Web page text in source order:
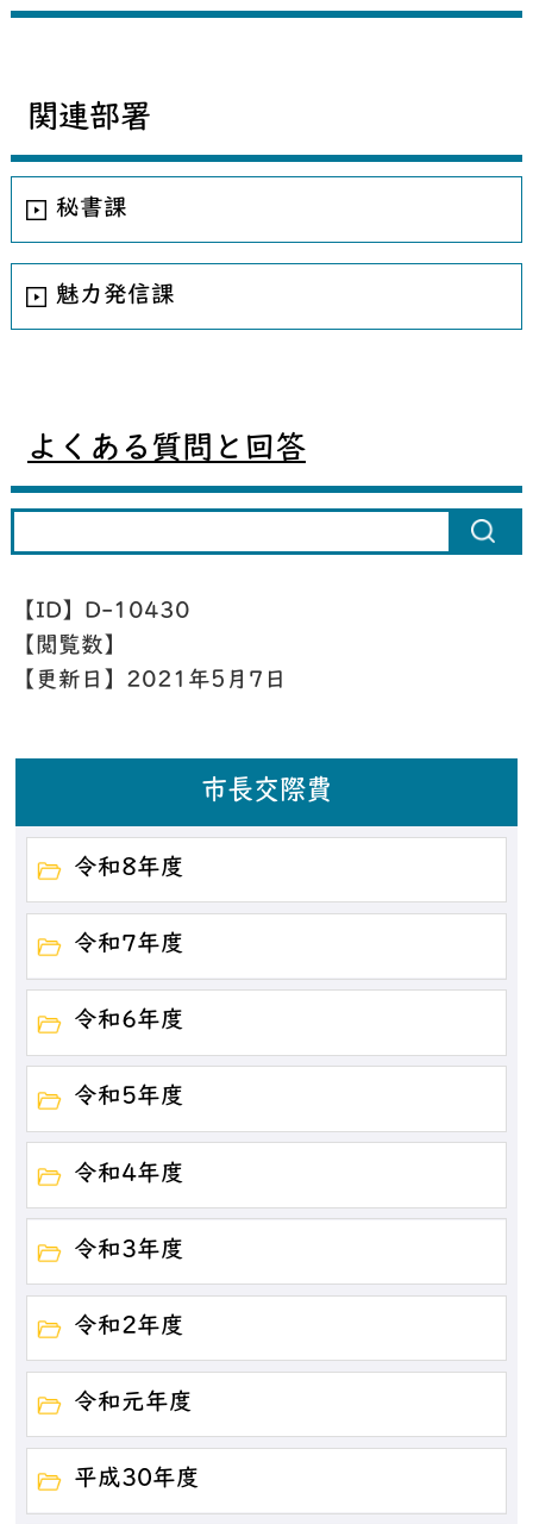
関連部署
秘書課
魅力発信課
よくある質問と回答
【ID】 D-10430
【閲覧数】
【更新日】 2021年5月7日
市長交際費
令和8年度
令和7年度
令和6年度
令和5年度
令和4年度
令和3年度
令和2年度
令和元年度
平成30年度